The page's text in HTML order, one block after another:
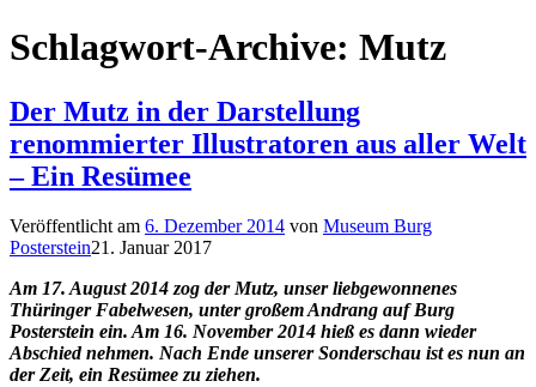
Schlagwort-Archive: Mutz
Der Mutz in der Darstellung
renommierter Illustratoren aus aller Welt
– Ein Resümee
Veröffentlicht am 6. Dezember 2014 von Museum Burg
Posterstein21. Januar 2017
Am 17. August 2014 zog der Mutz, unser liebgewonnenes
Thüringer Fabelwesen, unter großem Andrang auf Burg
Posterstein ein. Am 16. November 2014 hieß es dann wieder
Abschied nehmen. Nach Ende unserer Sonderschau ist es nun an
der Zeit, ein Resümee zu ziehen.